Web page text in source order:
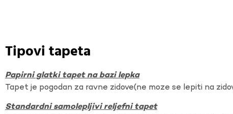
Tipovi tapeta
Papirni glatki tapet na bazi lepka
Tapet je pogodan za ravne zidove(ne moze se lepiti na
Standardni samolepljivi reljefni tapet